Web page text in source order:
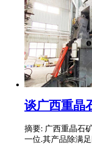
谈广西重晶
摘要: 广西重晶石
一位.其产品除满